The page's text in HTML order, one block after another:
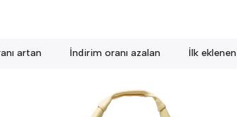
artan İndirim oranı azalan İlk eklenen